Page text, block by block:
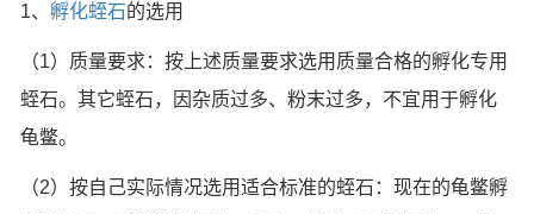
1、 孵化蛭石的选用
（1）质量要求：按上述质量要求选用质量合格的孵化专用
蛭石。其它蛭石，因杂质过多、粉末过多，不宜用于孵化
龟鳖。
（2）按自己实际情况选用适合标准的蛭石：现在的龟鳖孵